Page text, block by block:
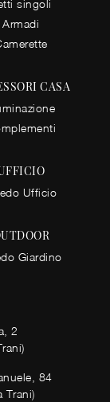
singoli
Armadi
CASA
Ufficio
Giardino
2
84
Trani)